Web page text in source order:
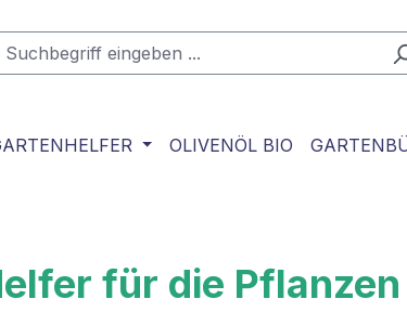
OLIVENÖL BIO
für die